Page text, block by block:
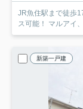
JR魚住駅まで徒歩
ス可能！ マルアイ
新築一戸建